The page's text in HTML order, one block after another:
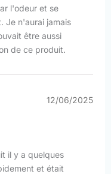
l'odeur et se
Je n'aurai jamais
être aussi
de ce produit.
12/06/2025
il y a quelques
et était